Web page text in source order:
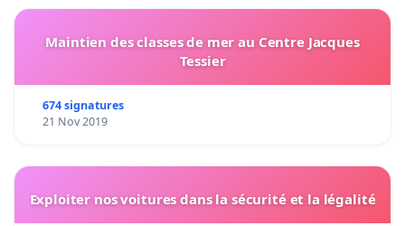
Maintien des classes de mer au Centre Jacques
Tessier
674 signatures
21 Nov 2019
Exploiter nos voitures dans la sécurité et la légalité